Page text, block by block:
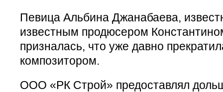
Певица Альбина Джанабаева,
известным продюсером
призналась, что уже давно
композитором.
ООО «РК Строй» предоставлял